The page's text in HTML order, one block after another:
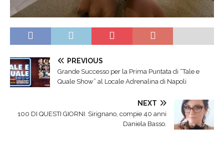
PREVIOUS
Grande Successo per la Prima Puntata di “Tale e
Quale Show” al Locale Adrenalina di Napoli
NEXT
100 DI QUESTI GIORNI. Sirignano, compie 40 anni
Daniela Basso.